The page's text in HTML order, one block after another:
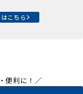
こちら
便利に！／